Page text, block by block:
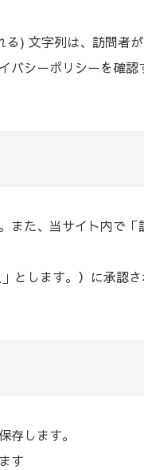
) 文字列は、訪問者
シーポリシーを確
た、当サイト内で
します。）に承認
存します。
す